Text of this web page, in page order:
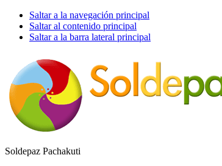
Saltar a la navegación principal
Saltar al contenido principal
Saltar a la barra lateral principal
Soldepaz Pachakuti